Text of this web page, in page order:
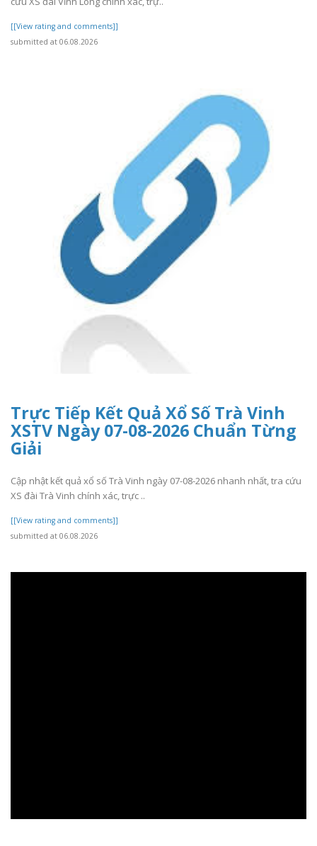
[[View rating and comments]]
submitted at 06.08.2026
Trực Tiếp Kết Quả Xổ Số Trà Vinh
XSTV Ngày 07-08-2026 Chuẩn Từng
Giải
Cập nhật kết quả xổ số Trà Vinh ngày 07-08-2026 nhanh nhất, tra cứu
XS đài Trà Vinh chính xác, trực ..
[[View rating and comments]]
submitted at 06.08.2026